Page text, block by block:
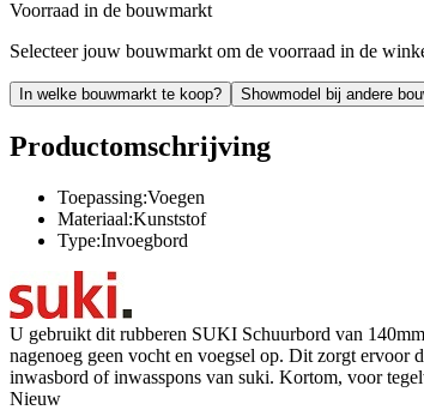
Voorraad in de bouwmarkt
Selecteer jouw bouwmarkt om de voorraad in de
In welke bouwmarkt te koop? Showmodel bij andere
Productomschrijving
Toepassing:Voegen
Materiaal:Kunststof
Type:Invoegbord
U gebruikt dit rubberen SUKI Schuurbord van
nagenoeg geen vocht en voegsel op. Dit zorgt ervoor
inwasbord of inwasspons van suki. Kortom, voor
Nieuw